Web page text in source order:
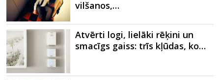
vilšanos,…
Atvērti logi, lielāki rēķini un
smacīgs gaiss: trīs kļūdas, ko…